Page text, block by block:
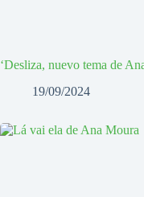
‘Desliza, nuevo tema de
19/09/2024